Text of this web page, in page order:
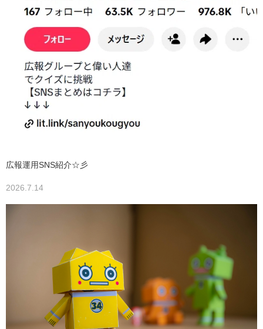
広報運用SNS紹介☆彡
2026.7.14